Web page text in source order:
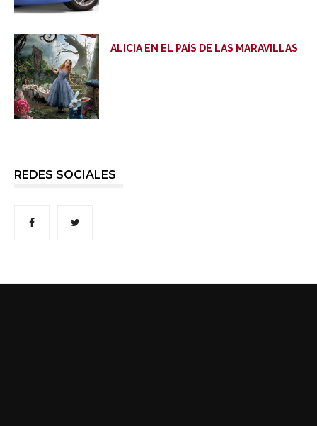
ALICIA EN EL PAÍS DE LAS MARAVILLAS
REDES SOCIALES